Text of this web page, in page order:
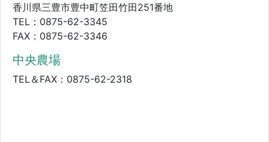
香川県三豊市豊中町笠田竹田251番地
TEL：0875-62-3345
FAX：0875-62-3346
中央農場
TEL＆FAX：0875-62-2318